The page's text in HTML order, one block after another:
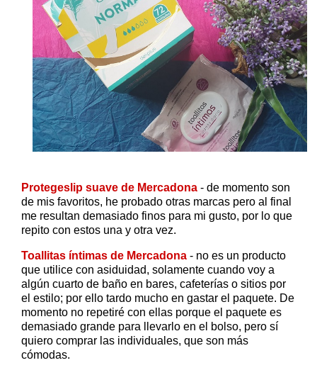
Protegeslip suave de Mercadona - de momento son
de mis favoritos, he probado otras marcas pero al final
me resultan demasiado finos para mi gusto, por lo que
repito con estos una y otra vez.
Toallitas íntimas de Mercadona - no es un producto
que utilice con asiduidad, solamente cuando voy a
algún cuarto de baño en bares, cafeterías o sitios por
el estilo; por ello tardo mucho en gastar el paquete. De
momento no repetiré con ellas porque el paquete es
demasiado grande para llevarlo en el bolso, pero sí
quiero comprar las individuales, que son más
cómodas.